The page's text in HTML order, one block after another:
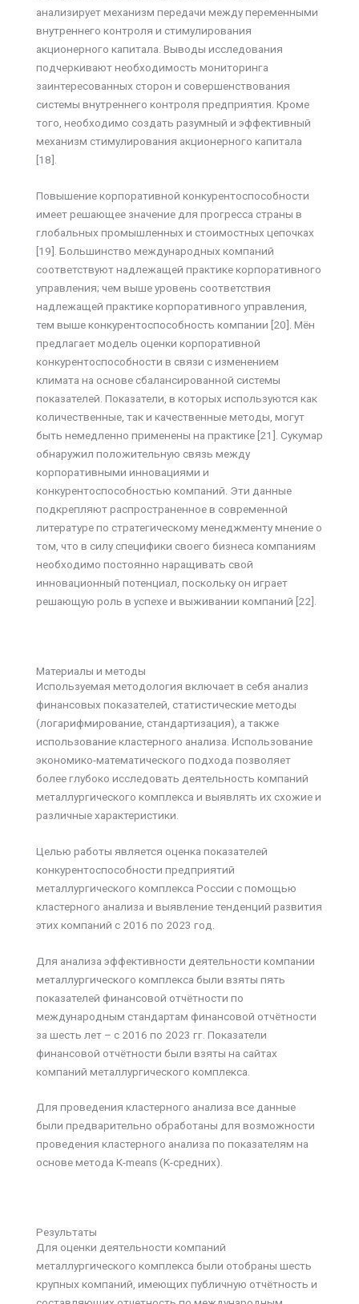
анализирует механизм передачи между переменными
внутреннего контроля и стимулирования
акционерного капитала. Выводы исследования
подчеркивают необходимость мониторинга
заинтересованных сторон и совершенствования
системы внутреннего контроля предприятия. Кроме
того, необходимо создать разумный и эффективный
механизм стимулирования акционерного капитала
[18].
Повышение корпоративной конкурентоспособности
имеет решающее значение для прогресса страны в
глобальных промышленных и стоимостных цепочках
[19]. Большинство международных компаний
соответствуют надлежащей практике корпоративного
управления; чем выше уровень соответствия
надлежащей практике корпоративного управления,
тем выше конкурентоспособность компании [20]. Мён
предлагает модель оценки корпоративной
конкурентоспособности в связи с изменением
климата на основе сбалансированной системы
показателей. Показатели, в которых используются как
количественные, так и качественные методы, могут
быть немедленно применены на практике [21]. Сукумар
обнаружил положительную связь между
корпоративными инновациями и
конкурентоспособностью компаний. Эти данные
подкрепляют распространенное в современной
литературе по стратегическому менеджменту мнение о
том, что в силу специфики своего бизнеса компаниям
необходимо постоянно наращивать свой
инновационный потенциал, поскольку он играет
решающую роль в успехе и выживании компаний [22].
Материалы и методы
Используемая методология включает в себя анализ
финансовых показателей, статистические методы
(логарифмирование, стандартизация), а также
использование кластерного анализа. Использование
экономико-математического подхода позволяет
более глубоко исследовать деятельность компаний
металлургического комплекса и выявлять их схожие и
различные характеристики.
Целью работы является оценка показателей
конкурентоспособности предприятий
металлургического комплекса России с помощью
кластерного анализа и выявление тенденций развития
этих компаний с 2016 по 2023 год.
Для анализа эффективности деятельности компании
металлургического комплекса были взяты пять
показателей финансовой отчётности по
международным стандартам финансовой отчётности
за шесть лет – с 2016 по 2023 гг. Показатели
финансовой отчётности были взяты на сайтах
компаний металлургического комплекса.
Для проведения кластерного анализа все данные
были предварительно обработаны для возможности
проведения кластерного анализа по показателям на
основе метода K-means (K-средних).
Результаты
Для оценки деятельности компаний
металлургического комплекса были отобраны шесть
крупных компаний, имеющих публичную отчётность и